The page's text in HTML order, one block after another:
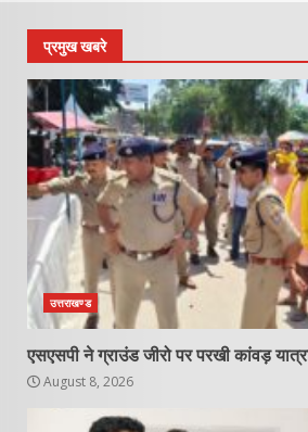
प्रमुख खबरे
उत्तराखण्ड
एसएसपी ने ग्राउंड जीरो पर परखी कांवड़
August 8, 2026